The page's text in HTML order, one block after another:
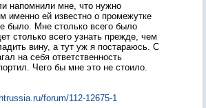
напомнили мне, что нужно
именно ей известно о промежутке
было. Мне столько всего было
столько всего узнать прежде, чем
вину, а тут уж я постараюсь. С
на себя ответственность
Чего бы мне это не стоило.
forum/112-12675-1